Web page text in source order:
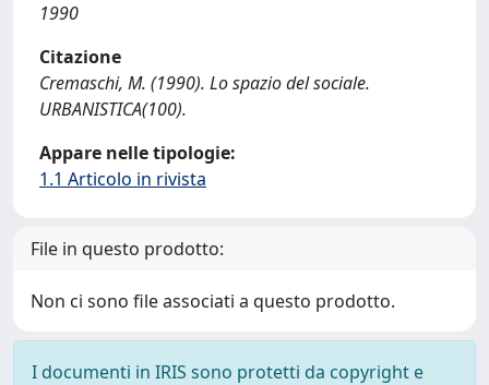
1990
Citazione
Cremaschi, M. (1990). Lo spazio del sociale.
URBANISTICA(100).
Appare nelle tipologie:
1.1 Articolo in rivista
File in questo prodotto:
Non ci sono file associati a questo prodotto.
I documenti in IRIS sono protetti da copyright e